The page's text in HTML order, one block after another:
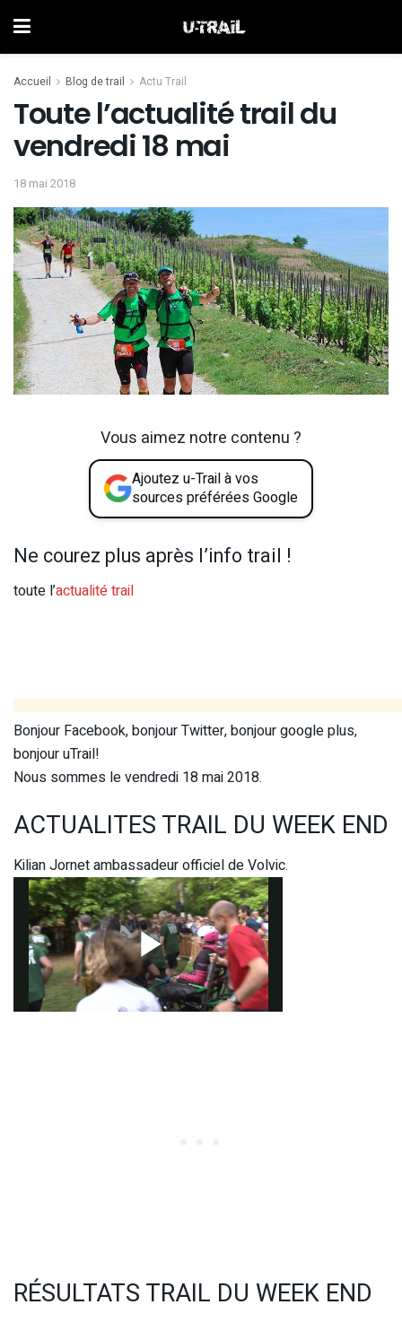
Accueil Blog de trail Actu Trail
Toute l’actualité trail du
vendredi 18 mai
18 mai 2018
Vous aimez notre contenu ?
Ajoutez u-Trail à vos
sources préférées Google
Ne courez plus après l’info trail !
toute l’actualité trail
Bonjour Facebook, bonjour Twitter, bonjour google plus,
bonjour uTrail!
Nous sommes le vendredi 18 mai 2018.
ACTUALITES TRAIL DU WEEK END
Kilian Jornet ambassadeur officiel de Volvic.
RÉSULTATS TRAIL DU WEEK END